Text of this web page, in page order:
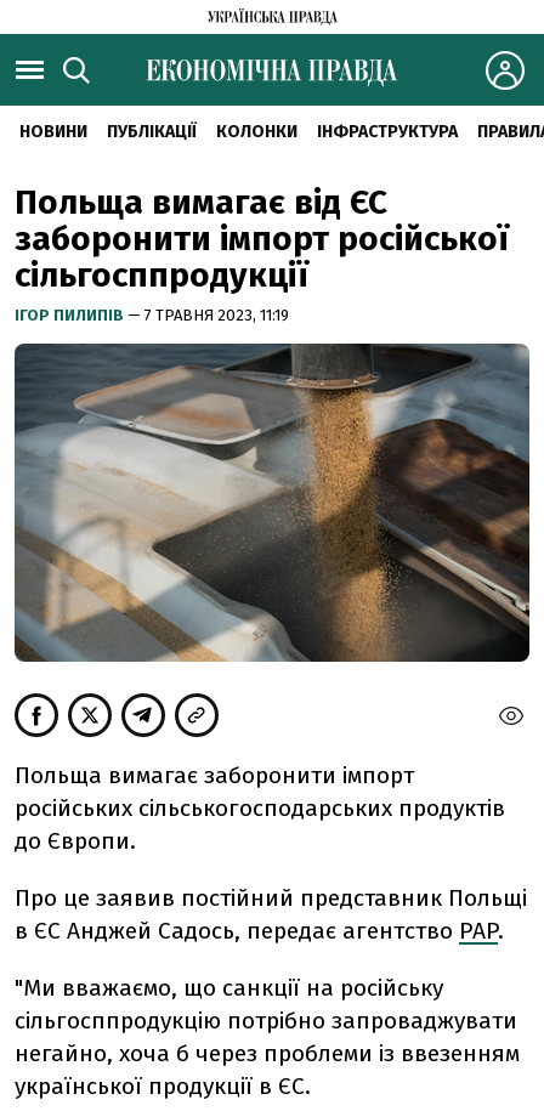
НОВИНИ ПУБЛІКАЦІЇ КОЛОНКИ ІНФРАСТРУКТУРА
Польща вимагає від ЄС
заборонити імпорт російської
сільгосппродукції
ІГОР ПИЛИПІВ — 7 ТРАВНЯ 2023, 11:19
Польща вимагає заборонити імпорт
російських сільськогосподарських продуктів
до Європи.
Про це заявив постійний представник Польщі
в ЄС Анджей Садось, передає агентство PAP.
"Ми вважаємо, що санкції на російську
сільгосппродукцію потрібно запроваджувати
негайно, хоча б через проблеми із ввезенням
української продукції в ЄС.